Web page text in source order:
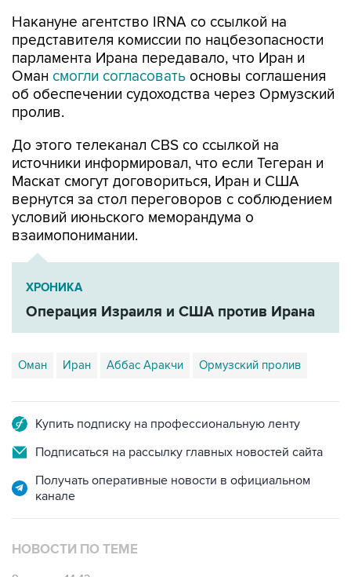
Накануне агентство IRNA со ссылкой на
представителя комиссии по нацбезопасности
парламента Ирана передавало, что Иран и
Оман смогли согласовать основы соглашения
об обеспечении судоходства через Ормузский
пролив.
До этого телеканал CBS со ссылкой на
источники информировал, что если Тегеран и
Маскат смогут договориться, Иран и США
вернутся за стол переговоров с соблюдением
условий июньского меморандума о
взаимопонимании.
ХРОНИКА
Операция Израиля и США против Ирана
Оман Иран Аббас Аракчи Ормузский пролив
Купить подписку на профессиональную ленту
Подписаться на рассылку главных новостей сайта
Получать оперативные новости в официальном
канале
НОВОСТИ ПО ТЕМЕ